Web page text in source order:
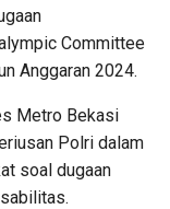
Committee
Anggaran 2024.
Metro Bekasi
Polri dalam
soal dugaan